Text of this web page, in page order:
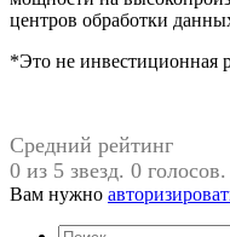
центров обработки
*Это не инвестиционная
Средний рейтинг
0 из 5 звезд. 0 голосов.
Вам нужно